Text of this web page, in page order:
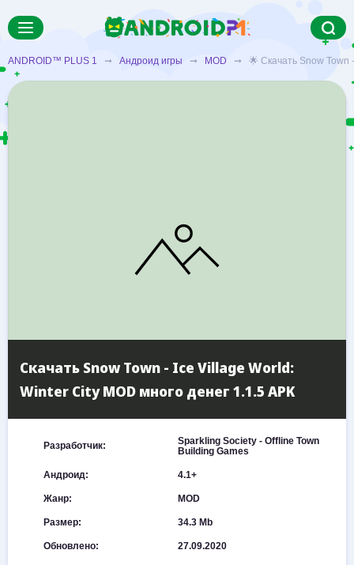
ANDROID™ PLUS 1 ➞ Андроид игры ➞ MOD ➞ 🌟 Скачать Snow Town -
Скачать Snow Town - Ice Village World:
Winter City MOD много денег 1.1.5 APK
Разработчик:
Sparkling Society - Offline Town
Building Games
Андроид: 4.1+
Жанр: MOD
Размер: 34.3 Mb
Обновлено: 27.09.2020